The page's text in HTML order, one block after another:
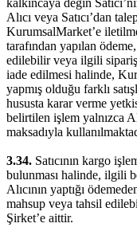
kalkıncaya değin
Alıcı veya Satıcı’dan
KurumsalMarket’e
tarafından yapılan
edilebilir veya ilgili
iade edilmesi halinde,
yapmış olduğu farklı
hususta karar verme
belirtilen işlem yalnızca
maksadıyla
3.34. Satıcının kargo
bulunması halinde, ilgili
Alıcının yaptığı
mahsup veya tahsil
Şirket’e aittir.